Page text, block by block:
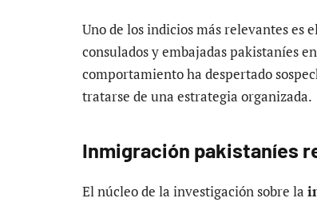
Uno de los indicios más relevantes es
consulados y embajadas pakistaníes
comportamiento ha despertado
tratarse de una estrategia organizada.
Inmigración pakistaníes
El núcleo de la investigación sobre la